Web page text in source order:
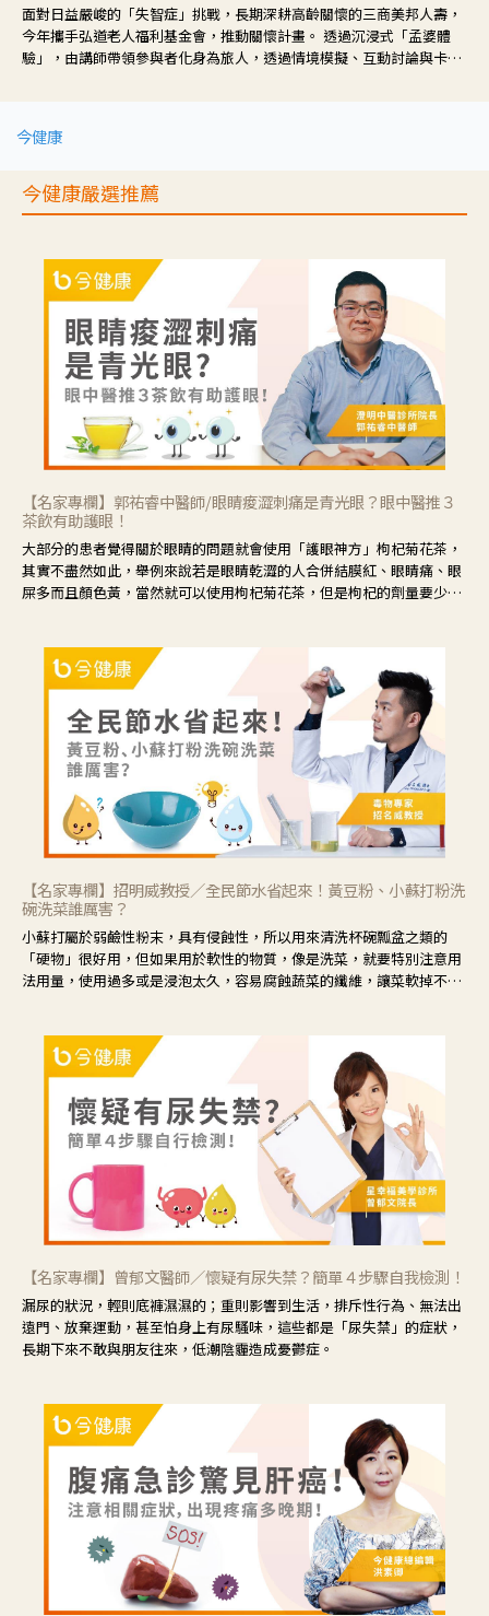
面對日益嚴峻的「失智症」挑戰，長期深耕高齡關懷的三商美邦人壽，
今年攜手弘道老人福利基金會，推動關懷計畫。 透過沉浸式「孟婆體
驗」，由講師帶領參與者化身為旅人，透過情境模擬、互動討論與卡牌
今健康
今健康嚴選推薦
【名家專欄】郭祐睿中醫師/眼睛痠澀刺痛是青光眼？眼中醫推３
茶飲有助護眼！
大部分的患者覺得關於眼睛的問題就會使用「護眼神方」枸杞菊花茶，
其實不盡然如此，舉例來說若是眼睛乾澀的人合併結膜紅、眼睛痛、眼
屎多而且顏色黃，當然就可以使用枸杞菊花茶，但是枸杞的劑量要少，
候就要使用菊花、金銀花來治療；假如單純的眼睛乾澀，結膜沒有紅，
眼睛周圍沒有眼屎，這種情況是屬於「陰虛」，就可以使用枸杞、蓮
藕、麥門冬、山藥等比較滋潤的藥材，效果就更顯著。
【名家專欄】招明威教授／全民節水省起來！黃豆粉、小蘇打粉洗
碗洗菜誰厲害？
小蘇打屬於弱鹼性粉末，具有侵蝕性，所以用來清洗杯碗瓢盆之類的
「硬物」很好用，但如果用於軟性的物質，像是洗菜，就要特別注意用
法用量，使用過多或是浸泡太久，容易腐蝕蔬菜的纖維，讓菜軟掉不清
【名家專欄】曾郁文醫師／懷疑有尿失禁？簡單４步驟自我檢測！
漏尿的狀況，輕則底褲濕濕的；重則影響到生活，排斥性行為、無法出
遠門、放棄運動，甚至怕身上有尿騷味，這些都是「尿失禁」的症狀，
長期下來不敢與朋友往來，低潮陰霾造成憂鬱症。